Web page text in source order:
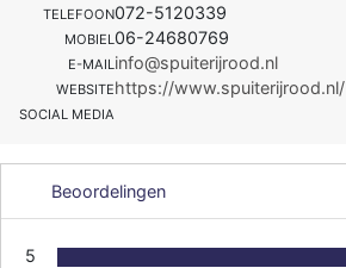
TELEFOON072-5120339
MOBIEL 06-24680769
E-MAIL info@spuiterijrood.nl
WEBSITEhttps://www.spuiterijrood.nl/
SOCIAL MEDIA
Beoordelingen
5